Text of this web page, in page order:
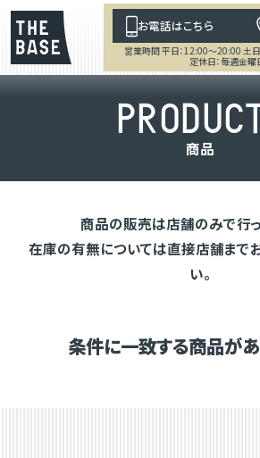
お電話はこちら
営業時間 平日：12:00～20:00 土
定休日：毎週金曜
PRODUC
商品
商品の販売は店舗のみで行っ
在庫の有無については直接店舗まで
い。
条件に一致する商品があ